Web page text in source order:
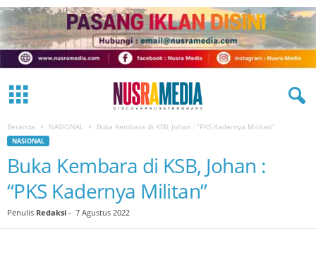
Beranda NASIONAL Buka Kembara di KSB, Johan : “PKS Kadernya Militan”
NASIONAL
Buka Kembara di KSB, Johan :
“PKS Kadernya Militan”
Penulis Redaksi - 7 Agustus 2022